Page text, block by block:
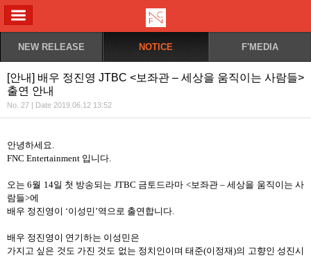
NEW RELEASE NOTICE F'MEDIA
[안내] 배우 정진영 JTBC <보좌관 – 세상을 움직이는 사람들>
출연 안내
No. 27 | Date 2019.06.12 13:52
안녕하세요.
FNC Entertainment 입니다.
오는 6월 14일 첫 방송되는 JTBC 금토드라마 <보좌관–세상을 움직이는 사
람들>에
배우 정진영이 ‘이성민 ’역으로 출연합니다.
배우 정진영이 연기하는 이성민은
가지고 싶은 것도 가진 것도 없는 정치인이며 태준(이정재)의 고향인 성진시